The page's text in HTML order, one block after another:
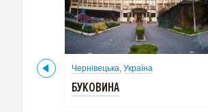
Чернівецька, Україна
БУКОВИНА